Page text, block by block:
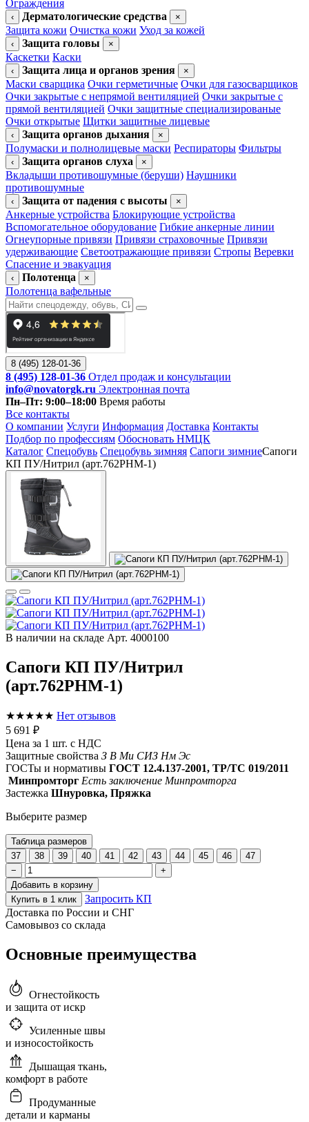
Ограждения
‹ Дерматологические средства ×
Защита кожи Очистка кожи Уход за кожей
‹ Защита головы ×
Каскетки Каски
‹ Защита лица и органов зрения ×
Маски сварщика Очки герметичные Очки для газосварщиков
Очки закрытые с непрямой вентиляцией Очки закрытые с
прямой вентиляцией Очки защитные специализированые
Очки открытые Щитки защитные лицевые
‹ Защита органов дыхания ×
Полумаски и полнолицевые маски Респираторы Фильтры
‹ Защита органов слуха ×
Вкладыши противошумные (беруши) Наушники
противошумные
‹ Защита от падения с высоты ×
Анкерные устройства Блокирующие устройства
Вспомогательное оборудование Гибкие анкерные линии
Огнеупорные привязи Привязи страховочные Привязи
удерживающие Светоотражающие привязи Стропы Веревки
Спасение и эвакуация
‹ Полотенца ×
Полотенца вафельные
8 (495) 128-01-36
8 (495) 128-01-36 Отдел продаж и консультации
info@novatorgk.ru Электронная почта
Пн–Пт: 9:00–18:00 Время работы
Все контакты
О компании Услуги Информация Доставка Контакты
Подбор по профессиям Обосновать НМЦК
Каталог Спецобувь Спецобувь зимняя Сапоги зимниеСапоги
КП ПУ/Нитрил (арт.762РНМ-1)
В наличии на складе Арт. 4000100
Сапоги КП ПУ/Нитрил
(арт.762РНМ-1)
★★★★★ Нет отзывов
5 691 ₽
Цена за 1 шт. с НДС
Защитные свойства З В Ми СИЗ Нм Эс
ГОСТы и нормативы ГОСТ 12.4.137-2001, ТР/ТС 019/2011
Минпромторг Есть заключение Минпромторга
Застежка Шнуровка, Пряжка
Выберите размер
Таблица размеров
37
38 39 40 41 42 43 44 45 46
47
−
+
Добавить в корзину
Купить в 1 клик
Запросить КП
Доставка по России и СНГ
Самовывоз со склада
Основные преимущества
Огнестойкость
и защита от искр
Усиленные швы
и износостойкость
Дышащая ткань,
комфорт в работе
Продуманные
детали и карманы